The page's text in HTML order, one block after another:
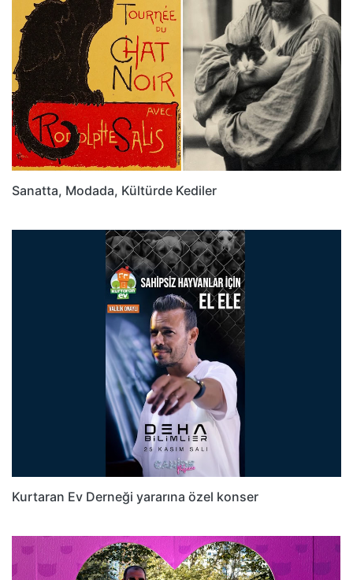
Sanatta, Modada, Kültürde Kediler
Kurtaran Ev Derneği yararına özel konser